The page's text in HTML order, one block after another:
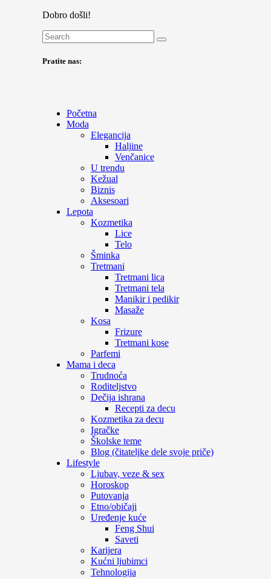
Dobro došli!
Pratite nas:
Početna
Moda
Elegancija
Haljine
Venčanice
U trendu
Kežual
Biznis
Aksesoari
Lepota
Kozmetika
Lice
Telo
Šminka
Tretmani
Tretmani lica
Tretmani tela
Manikir i pedikir
Masaže
Kosa
Frizure
Tretmani kose
Parfemi
Mama i deca
Trudnoća
Roditeljstvo
Dečija ishrana
Recepti za decu
Kozmetika za decu
Igračke
Školske teme
Blog (čitateljke dele svoje priče)
Lifestyle
Ljubav, veze & sex
Horoskop
Putovanja
Etno/običaji
Uređenje kuće
Feng Shui
Saveti
Karijera
Kućni ljubimci
Tehnologija